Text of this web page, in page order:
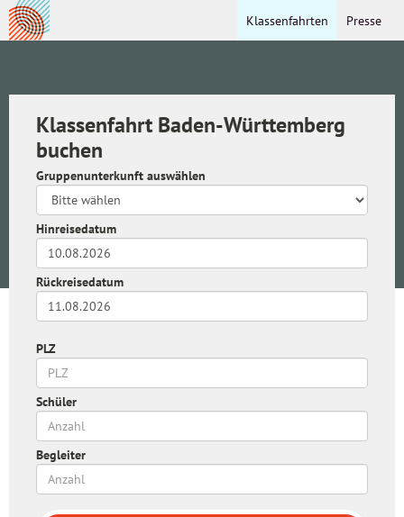
Presse
Klassenfahrten
Klassenfahrt Baden-Württemberg
buchen
Gruppenunterkunft auswählen
Hinreisedatum
Rückreisedatum
PLZ
Schüler
Begleiter